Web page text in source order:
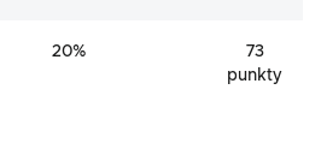
20%
73
punkty